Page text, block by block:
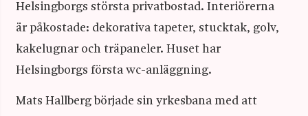
Helsingborgs största privatbostad. Interiörerna
är påkostade: dekorativa tapeter, stucktak, golv,
kakelugnar och träpaneler. Huset har
Helsingborgs första wc-anläggning.
Mats Hallberg började sin yrkesbana med att